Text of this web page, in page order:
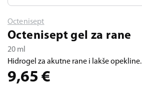
Octenisept
Octenisept gel za rane
20 ml
Hidrogel za akutne rane i lakše opekline.
9,65 €